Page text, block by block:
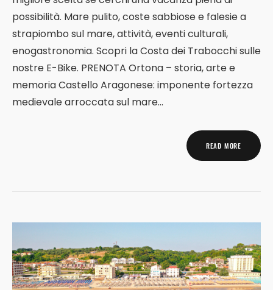
possibilità. Mare pulito, coste sabbiose e falesie a
strapiombo sul mare, attività, eventi culturali,
enogastronomia. Scopri la Costa dei Trabocchi sulle
nostre E-Bike. PRENOTA Ortona – storia, arte e
memoria Castello Aragonese: imponente fortezza
medievale arroccata sul mare...
READ MORE